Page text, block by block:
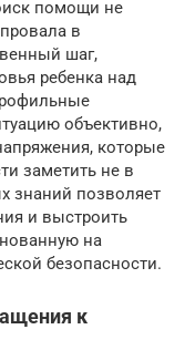
помощи не
в
шаг,
ребенка над
объективно,
которые
заметить не в
знаний позволяет
и выстроить
на
безопасности.
к